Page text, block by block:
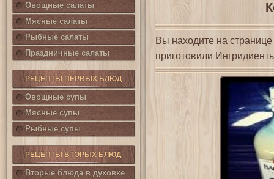
Овощные салаты
Мясные салаты
Рыбные салаты
Праздничные салаты
РЕЦЕПТЫ ПЕРВЫХ БЛЮД
Овощные супы
Мясные супы
Рыбные супы
РЕЦЕПТЫ ВТОРЫХ БЛЮД
Вторые блюда в духовке
Вы находите на странице
приготовили